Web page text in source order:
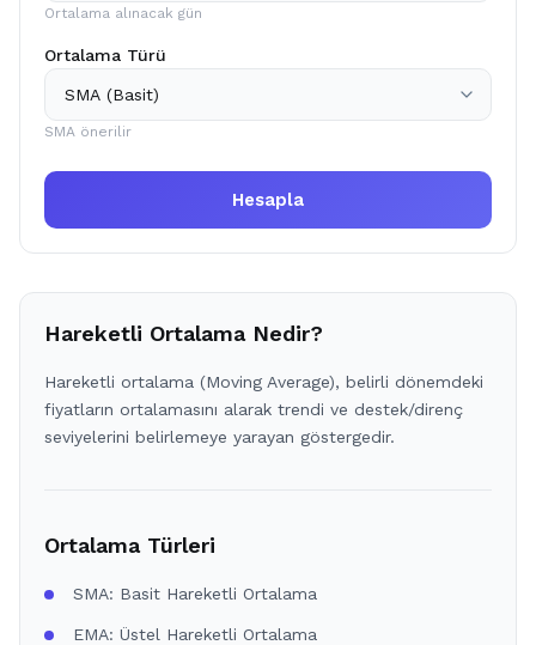
Ortalama alınacak gün
Ortalama Türü
SMA önerilir
Hesapla
Hareketli Ortalama Nedir?
Hareketli ortalama (Moving Average), belirli dönemdeki
fiyatların ortalamasını alarak trendi ve destek/direnç
seviyelerini belirlemeye yarayan göstergedir.
Ortalama Türleri
SMA: Basit Hareketli Ortalama
EMA: Üstel Hareketli Ortalama